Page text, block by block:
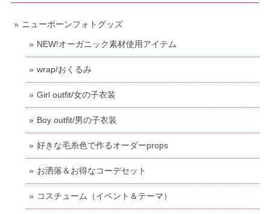
ニューボーンフォトグッズ
NEW!オーガニック素材使用アイテム
wrap/おくるみ
Girl outfit/女の子衣装
Boy outfit/男の子衣装
好きな毛糸色で作るオーダーprops
お洒落＆お得なコーデセット
コスチューム（イベント＆テーマ）